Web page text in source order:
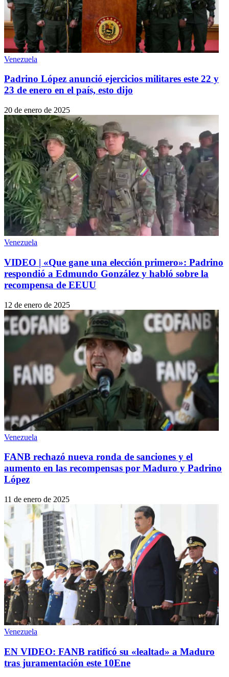
Venezuela
Padrino López anunció ejercicios militares este 22 y
23 de enero en el país, esto dijo
20 de enero de 2025
Venezuela
VIDEO | «Que gane una elección primero»: Padrino
respondió a Edmundo González y habló sobre la
recompensa de EEUU
12 de enero de 2025
Venezuela
FANB rechazó nueva ronda de sanciones y el
aumento en las recompensas por Maduro y Padrino
López
11 de enero de 2025
Venezuela
EN VIDEO: FANB ratificó su «lealtad» a Maduro
tras juramentación este 10Ene